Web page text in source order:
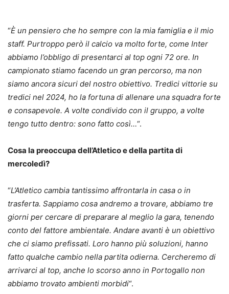
“È un pensiero che ho sempre con la mia famiglia e il mio
staff. Purtroppo però il calcio va molto forte, come Inter
abbiamo l’obbligo di presentarci al top ogni 72 ore. In
campionato stiamo facendo un gran percorso, ma non
siamo ancora sicuri del nostro obiettivo. Tredici vittorie su
tredici nel 2024, ho la fortuna di allenare una squadra forte
e consapevole. A volte condivido con il gruppo, a volte
tengo tutto dentro: sono fatto così…“.
Cosa la preoccupa dell’Atletico e della partita di
mercoledì?
“L’Atletico cambia tantissimo affrontarla in casa o in
trasferta. Sappiamo cosa andremo a trovare, abbiamo tre
giorni per cercare di preparare al meglio la gara, tenendo
conto del fattore ambientale. Andare avanti è un obiettivo
che ci siamo prefissati. Loro hanno più soluzioni, hanno
fatto qualche cambio nella partita odierna. Cercheremo di
arrivarci al top, anche lo scorso anno in Portogallo non
abbiamo trovato ambienti morbidi“.